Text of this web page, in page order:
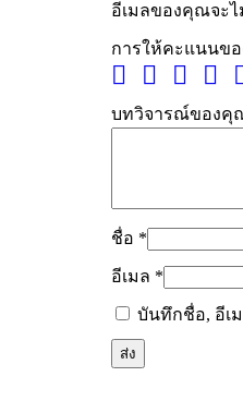
อีเมลของคุณจะ
การให้คะแนนข
บทวิจารณ์ของคุ
ชื่อ *
อีเมล *
บันทึกชื่อ, อีเ